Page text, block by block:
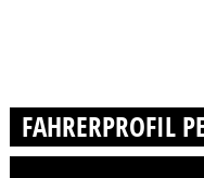
FAHRERPROFIL